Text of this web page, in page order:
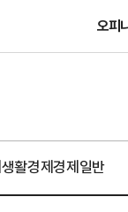
오피
생활경제경제일반